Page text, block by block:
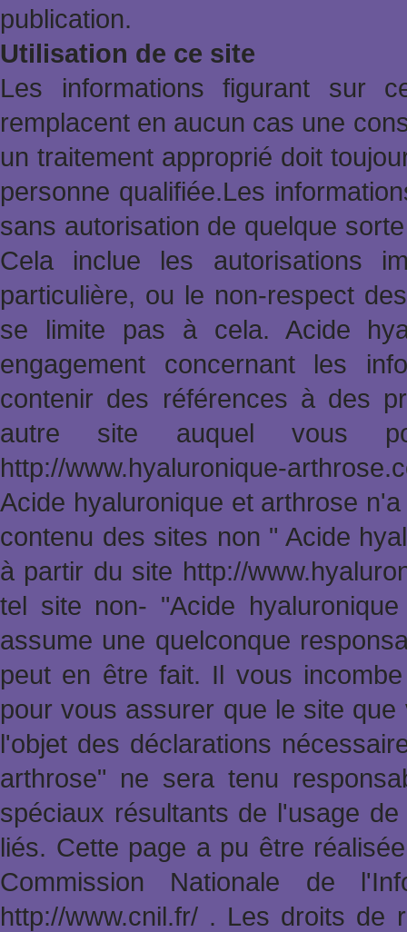
publication.
Utilisation de ce site
Les informations figurant sur
remplacent en aucun cas une
un traitement approprié doit
personne qualifiée.Les
sans autorisation de quelque
Cela inclue les autorisations
particulière, ou le non-respect
se limite pas à cela. Acide
engagement concernant les
contenir des références à des
autre site auquel vous
http://www.hyaluronique-
Acide hyaluronique et arthrose
contenu des sites non " Acide
à partir du site http://
tel site non- "Acide
assume une quelconque
peut en être fait. Il vous
pour vous assurer que le site
l'objet des déclarations
arthrose" ne sera tenu
spéciaux résultants de l'usage
liés. Cette page a pu être
Commission Nationale de
http://www.cnil.fr/ . Les droits de